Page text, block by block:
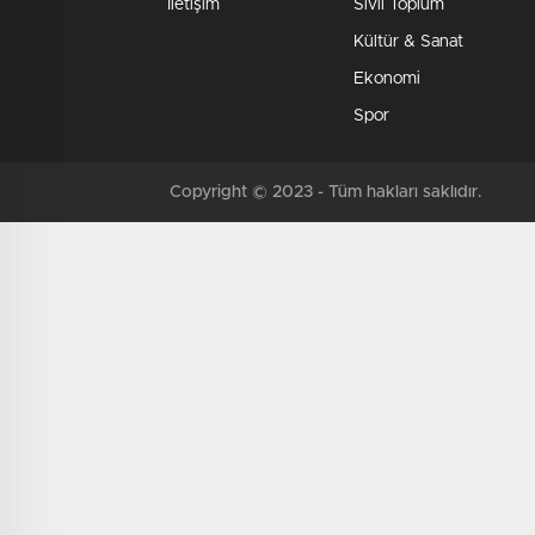
İletişim Sivil Toplum
Kültür & Sanat
Ekonomi
Spor
Copyright © 2023 - Tüm hakları saklıdır.